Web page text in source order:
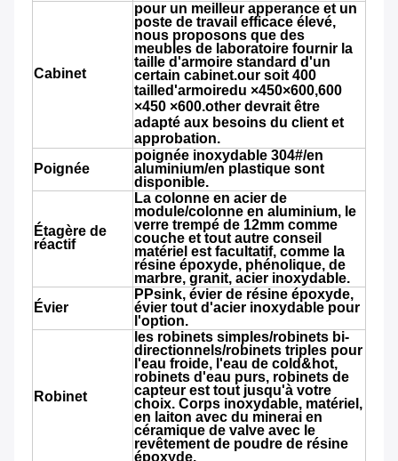
Cabinet
pour un meilleur apperance et un
poste de travail efficace élevé,
nous proposons que des
meubles de laboratoire fournir la
taille d'armoire standard d'un
certain cabinet.our soit 400
tailled'armoiredu ×450×600,600
×450 ×600.other devrait être
adapté aux besoins du client et
approbation.
Poignée
poignée inoxydable 304#/en
aluminium/en plastique sont
disponible.
Étagère de
réactif
La colonne en acier de
module/colonne en aluminium, le
verre trempé de 12mm comme
couche et tout autre conseil
matériel est facultatif, comme la
résine époxyde, phénolique, de
marbre, granit, acier inoxydable.
Évier
PPsink, évier de résine époxyde,
évier tout d'acier inoxydable pour
l'option.
Robinet
les robinets simples/robinets bi-
directionnels/robinets triples pour
l'eau froide, l'eau de cold&hot,
robinets d'eau purs, robinets de
capteur est tout jusqu'à votre
choix. Corps inoxydable, matériel,
en laiton avec du minerai en
céramique de valve avec le
revêtement de poudre de résine
époxyde.